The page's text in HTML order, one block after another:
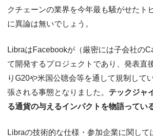
クチェーンの業界を今年最も騒がせたト
に異論は無いでしょう。
LibraはFacebookが（厳密には子会社の
て開発するプロジェクトであり、発表直
りG20や米国公聴会等を通して規制して
張される事態となりました。 テックジャ
る通貨の与えるインパクトを物語ってい
Libraの技術的な仕様・参加企業に関して